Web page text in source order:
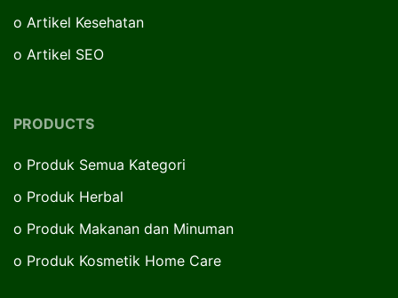
o Artikel Kesehatan
o Artikel SEO
PRODUCTS
o Produk Semua Kategori
o Produk Herbal
o Produk Makanan dan Minuman
o Produk Kosmetik Home Care